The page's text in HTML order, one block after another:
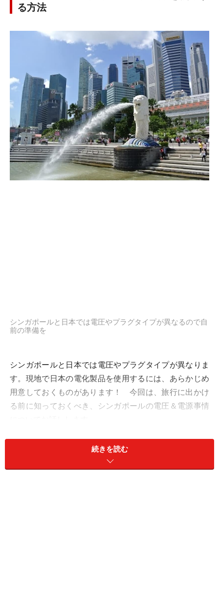
る方法
シンガポールと日本では電圧やプラグタイプが異なるので自
前の準備を
シンガポールと日本では電圧やプラグタイプが異なりま
す。現地で日本の電化製品を使用するには、あらかじめ
用意しておくものがあります！ 今回は、旅行に出かけ
る前に知っておくべき、シンガポールの電圧＆電源事情
シンガポールと日本とでは電圧が違うこと
を知っておこう
続きを読む